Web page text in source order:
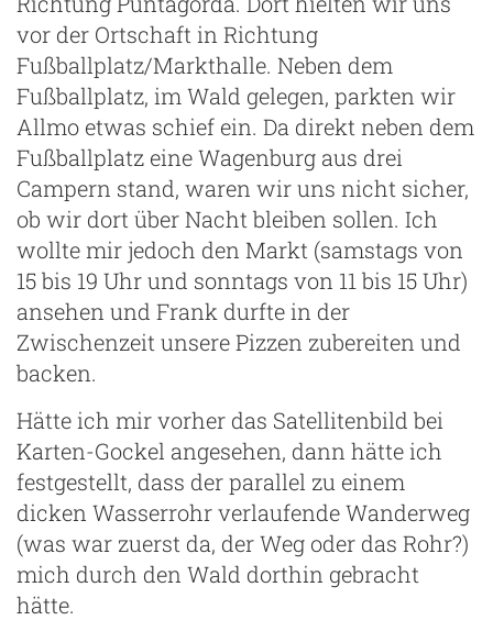
vor der Ortschaft in Richtung
Fußballplatz/Markthalle. Neben dem
Fußballplatz, im Wald gelegen, parkten wir
Allmo etwas schief ein. Da direkt neben dem
Fußballplatz eine Wagenburg aus drei
Campern stand, waren wir uns nicht sicher,
ob wir dort über Nacht bleiben sollen. Ich
wollte mir jedoch den Markt (samstags von
15 bis 19 Uhr und sonntags von 11 bis 15 Uhr)
ansehen und Frank durfte in der
Zwischenzeit unsere Pizzen zubereiten und
backen.
Hätte ich mir vorher das Satellitenbild bei
Karten-Gockel angesehen, dann hätte ich
festgestellt, dass der parallel zu einem
dicken Wasserrohr verlaufende Wanderweg
(was war zuerst da, der Weg oder das Rohr?)
mich durch den Wald dorthin gebracht
hätte.